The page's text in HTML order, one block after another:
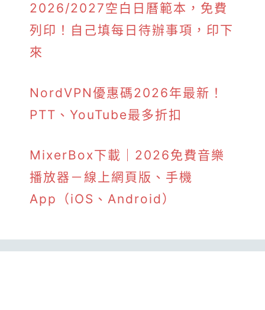
2026/2027空白日曆範本，免費
列印！自己填每日待辦事項，印下
來
NordVPN優惠碼2026年最新！
PTT、YouTube最多折扣
MixerBox下載｜2026免費音樂
播放器－線上網頁版、手機
App（iOS、Android）